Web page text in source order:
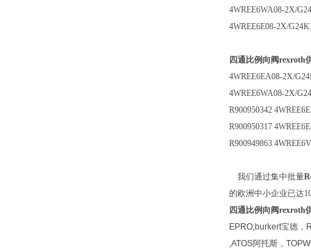
4WREE6WA08-2X/
4WREE6E08-2X/
四通比例向阀rexroth
4WREE6EA08-2X/
4WREE6WA08-2X/
R900950342
R900950317
R900949863
我们通过集中批量
的欧洲中小企业已达
四通比例向阀rexroth
EPRO;burkert宝德，
,ATOS阿托斯，